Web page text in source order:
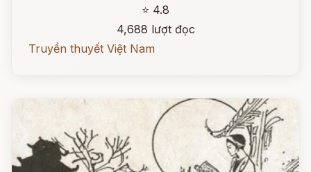
⭐ 4.8
4,688 lượt đọc
Truyền thuyết Việt Nam